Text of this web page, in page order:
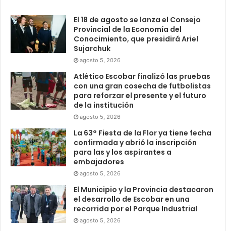
El 18 de agosto se lanza el Consejo
Provincial de la Economía del
Conocimiento, que presidirá Ariel
Sujarchuk
agosto 5, 2026
Atlético Escobar finalizó las pruebas
con una gran cosecha de futbolistas
para reforzar el presente y el futuro
de la institución
agosto 5, 2026
La 63° Fiesta de la Flor ya tiene fecha
confirmada y abrió la inscripción
para las y los aspirantes a
embajadores
agosto 5, 2026
El Municipio y la Provincia destacaron
el desarrollo de Escobar en una
recorrida por el Parque Industrial
agosto 5, 2026